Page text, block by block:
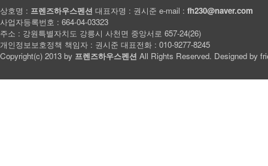
상호명 : 프렌즈하우스펜션 대표자명 : 권시준 e-mail : fh230@naver.com
사업자등록번호 : 664-04-03323
주소 : 강원특별자치도 강릉시 사천면 중앙서로 657-24(26)
개인정보보호정책 책임자 : 권시준 대표전화 : 010-9277-8245
Copyright(c) 2013 by 프렌즈하우스펜션 All Rights Reserved. Designed by